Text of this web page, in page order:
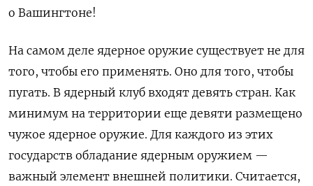
о Вашингтоне!
На самом деле ядерное оружие существует не для
того, чтобы его применять. Оно для того, чтобы
пугать. В ядерный клуб входят девять стран. Как
минимум на территории еще девяти размещено
чужое ядерное оружие. Для каждого из этих
государств обладание ядерным оружием —
важный элемент внешней политики. Считается,